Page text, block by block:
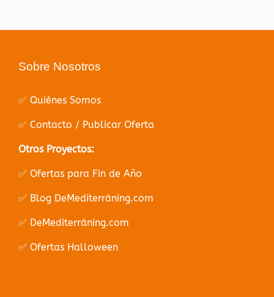
Sobre Nosotros
✅ Quiénes Somos
✅ Contacto / Publicar Oferta
Otros Proyectos:
✅ Ofertas para Fin de Año
✅ Blog DeMediterràning.com
✅ DeMediterràning.com
✅ Ofertas Halloween